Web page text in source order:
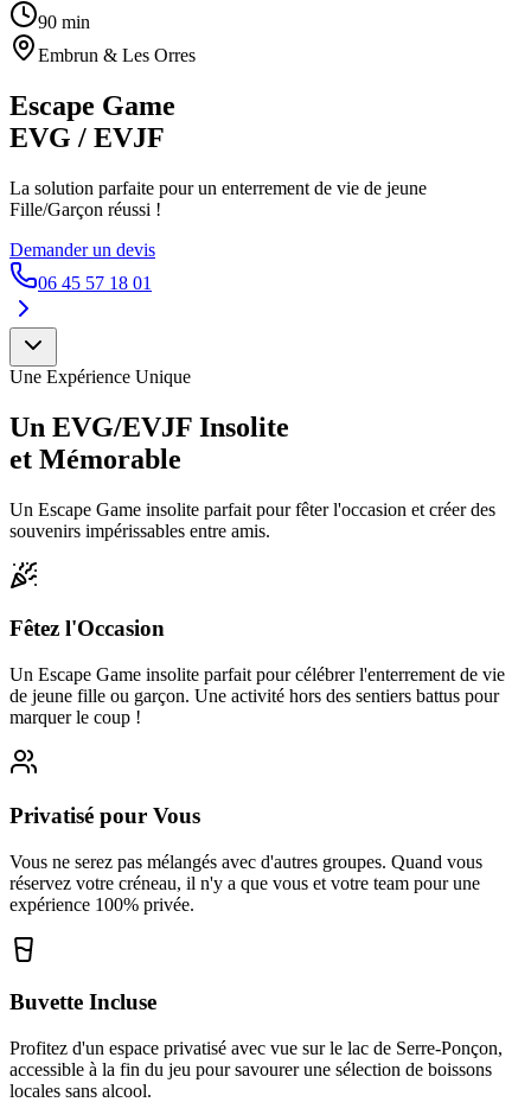
90 min
Embrun & Les Orres
Escape Game
EVG / EVJF
La solution parfaite pour un enterrement de vie de jeune
Fille/Garçon réussi !
Demander un devis
06 45 57 18 01
Une Expérience Unique
Un EVG/EVJF Insolite
et Mémorable
Un Escape Game insolite parfait pour fêter l'occasion et créer des
souvenirs impérissables entre amis.
Fêtez l'Occasion
Un Escape Game insolite parfait pour célébrer l'enterrement de vie
de jeune fille ou garçon. Une activité hors des sentiers battus pour
marquer le coup !
Privatisé pour Vous
Vous ne serez pas mélangés avec d'autres groupes. Quand vous
réservez votre créneau, il n'y a que vous et votre team pour une
expérience 100% privée.
Buvette Incluse
Profitez d'un espace privatisé avec vue sur le lac de Serre-Ponçon,
accessible à la fin du jeu pour savourer une sélection de boissons
locales sans alcool.